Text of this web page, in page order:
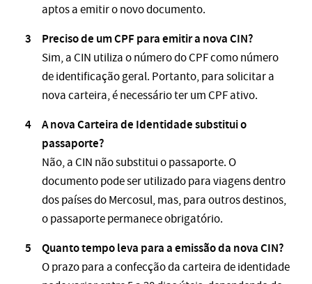
aptos a emitir o novo documento​.
Preciso de um CPF para emitir a nova CIN?
Sim, a CIN utiliza o número do CPF como número
de identificação geral. Portanto, para solicitar a
nova carteira, é necessário ter um CPF ativo​.
A nova Carteira de Identidade substitui o
passaporte?
Não, a CIN não substitui o passaporte. O
documento pode ser utilizado para viagens dentro
dos países do Mercosul, mas, para outros destinos,
o passaporte permanece obrigatório​.
Quanto tempo leva para a emissão da nova CIN?
O prazo para a confecção da carteira de identidade